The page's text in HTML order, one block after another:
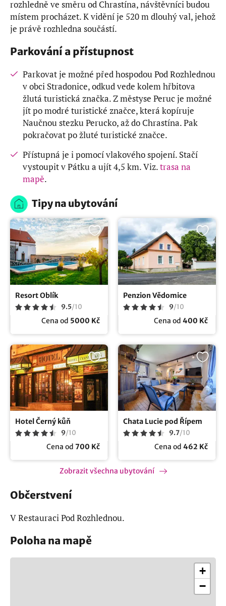
rozhledně ve směru od Chrastína, návštěvníci budou
místem procházet. K vidění je 520 m dlouhý val, jehož
je právě rozhledna součástí.
Parkování a přístupnost
Parkovat je možné před hospodou Pod Rozhlednou
v obci Stradonice, odkud vede kolem hřbitova
žlutá turistická značka. Z městyse Peruc je možné
jít po modré turistické značce, která kopíruje
Naučnou stezku Perucko, až do Chrastína. Pak
pokračovat po žluté turistické značce.
Přístupná je i pomocí vlakového spojení. Stačí
vystoupit v Pátku a ujít 4,5 km. Viz.trasa na
mapě.
Tipy na ubytování
Resort Oblík
9.5/10
Cena od 5000 Kč
Penzion Vědomice
9/10
Cena od 400 Kč
Hotel Černý kůň
9/10
Cena od 700 Kč
Chata Lucie pod Řípem
9.7/10
Cena od 462 Kč
Zobrazit všechna ubytování
Občerstvení
V Restauraci Pod Rozhlednou.
Poloha na mapě
+
−